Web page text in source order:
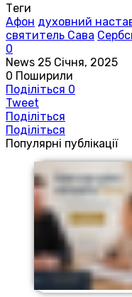
Теги
Афон духовний
святитель Сава
0
News 25 Січня, 2025
0 Поширили
Поділіться 0
Tweet
Поділіться
Поділіться
Популярні публікації